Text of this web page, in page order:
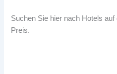
Suchen Sie hier nach Hotels
Preis.